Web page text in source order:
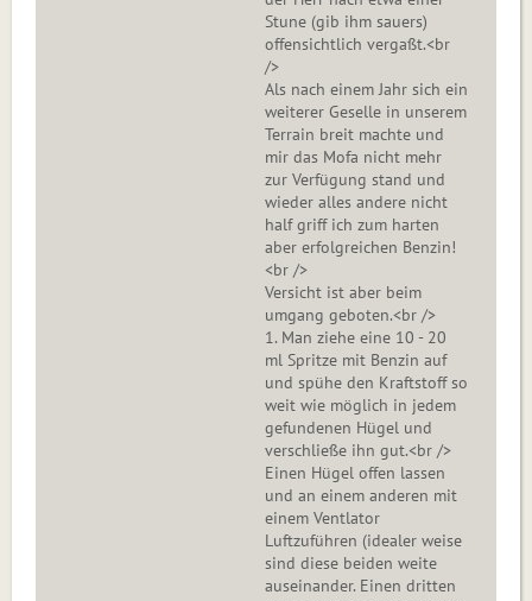
Stune (gib ihm sauers)
offensichtlich vergaßt.<br
/>
Als nach einem Jahr sich ein
weiterer Geselle in unserem
Terrain breit machte und
mir das Mofa nicht mehr
zur Verfügung stand und
wieder alles andere nicht
half griff ich zum harten
aber erfolgreichen Benzin!
<br />
Versicht ist aber beim
umgang geboten.<br />
1. Man ziehe eine 10 - 20
ml Spritze mit Benzin auf
und spühe den Kraftstoff so
weit wie möglich in jedem
gefundenen Hügel und
verschließe ihn gut.<br />
Einen Hügel offen lassen
und an einem anderen mit
einem Ventlator
Luftzuführen (idealer weise
sind diese beiden weite
auseinander. Einen dritten